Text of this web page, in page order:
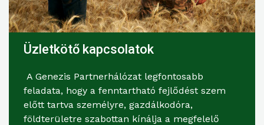
Üzletkötő kapcsolatok
A Genezis Partnerhálózat legfontosabb
feladata, hogy a fenntartható fejlődést szem
előtt tartva személyre, gazdálkodóra,
földterületre szabottan kínálja a megfelelő